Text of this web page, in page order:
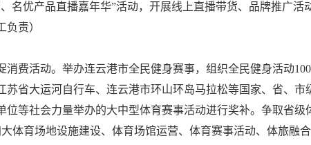
名优产品直播嘉年华”活动，开展线上直播带货、品牌推广活
责）
消费活动。举办连云港市全民健身赛事，组织全民健身活动
苏省大运河自行车、连云港市环山环岛马拉松等国家、省、
位等社会力量举办的大中型体育赛事活动进行奖补。争取省
体育场地设施建设、体育场馆运营、体育赛事活动、体旅融